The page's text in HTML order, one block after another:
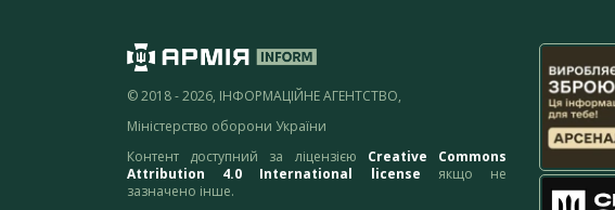
© 2018 - 2026, ІНФОРМАЦІЙНЕ АГЕНТСТВО,
Міністерство оборони України
Контент доступний за ліцензією Creative Commons
Attribution 4.0 International license якщо не
зазначено інше.